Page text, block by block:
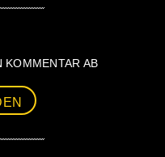
KOMMENTAR AB